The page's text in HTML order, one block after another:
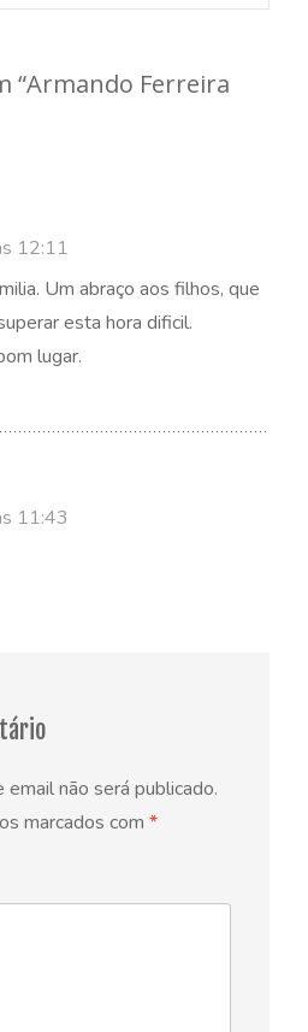
“Armando Ferreira
12:11
Um abraço aos filhos, que
esta hora dificil.
lugar.
11:43
não será publicado.
marcados com *